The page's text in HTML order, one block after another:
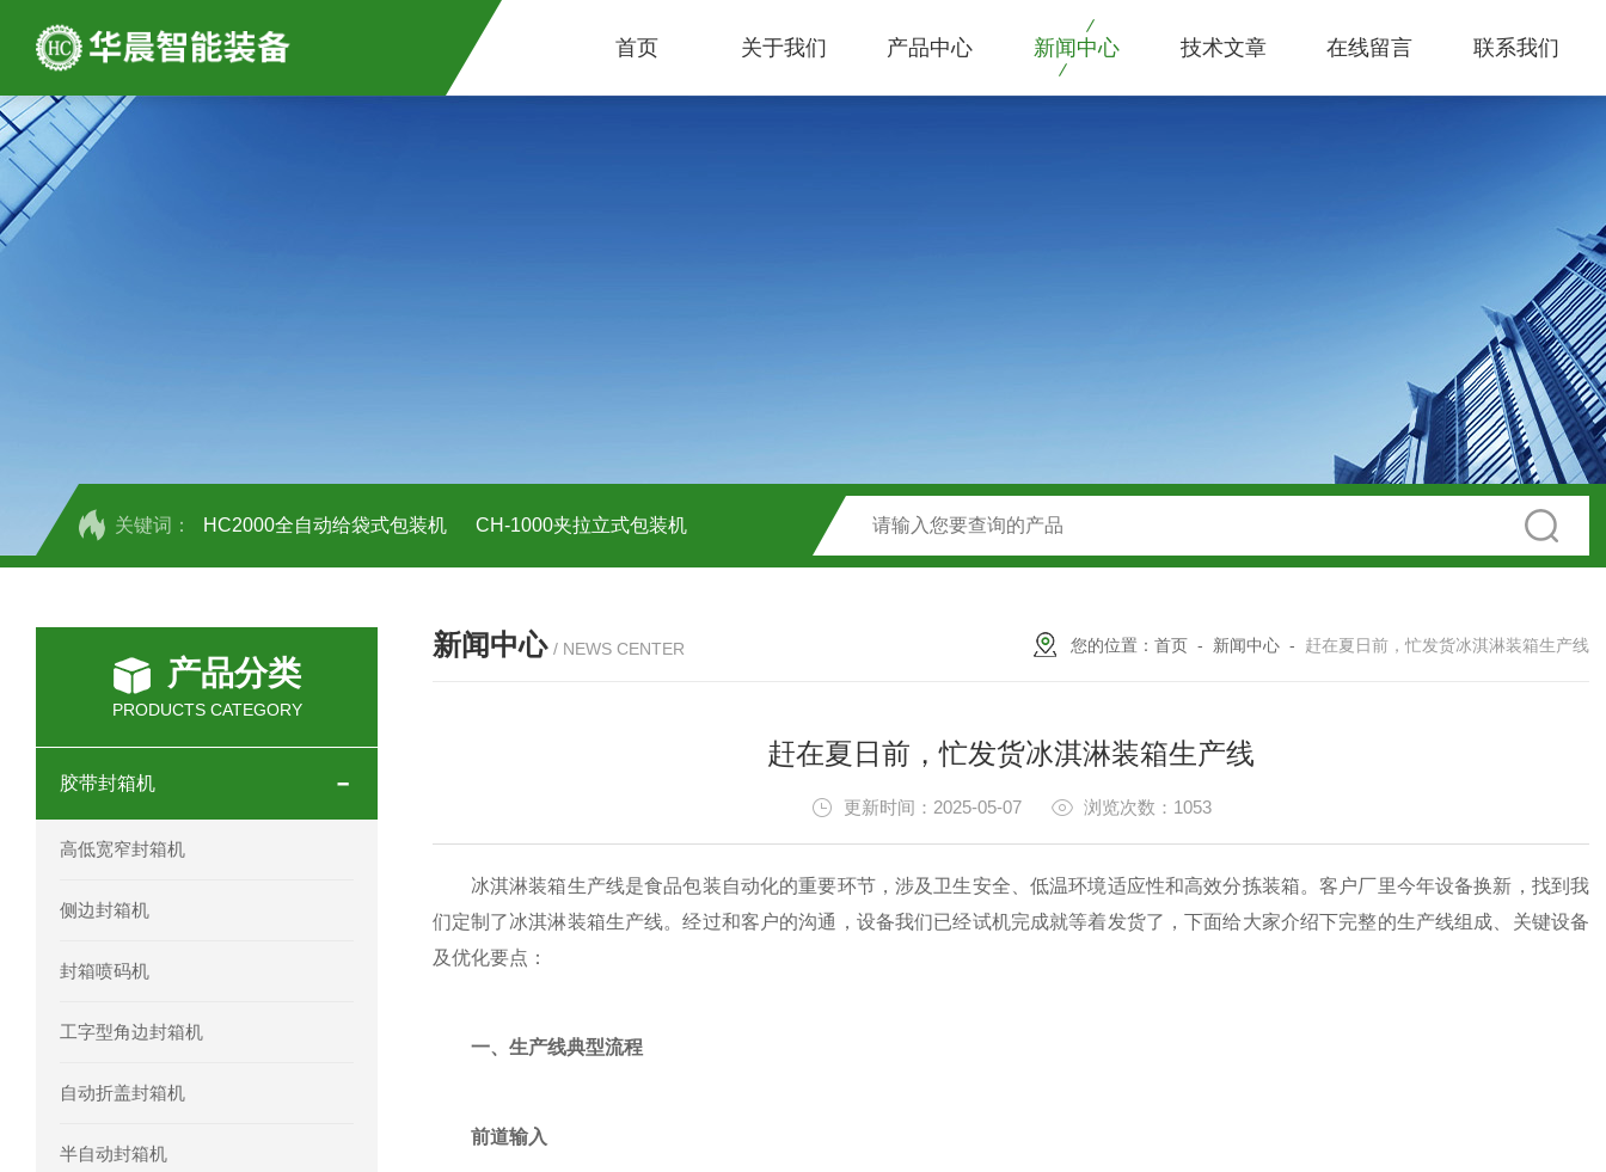
首页 关于我们 产品中心 新闻中心 技术文章 在线留言 联系我们
关键词： HC2000全自动给袋式包装机 CH-1000夹拉立式包装机
新闻中心 / NEWS CENTER 您的位置： 首页 - 新闻中心 - 赶在夏日前，忙发货冰淇淋装箱生产线
赶在夏日前，忙发货冰淇淋装箱生产线
更新时间：2025-05-07 浏览次数：1053
冰淇淋装箱生产线是食品包装自动化的重要环节，涉及卫生安全、低温环境适应性和高效分拣装箱。客户厂里今年设备换新，找到我
们定制了冰淇淋装箱生产线。经过和客户的沟通，设备我们已经试机完成就等着发货了，下面给大家介绍下完整的生产线组成、关键设备
及优化要点：
一、生产线典型流程
前道输入
产品分类
PRODUCTS CATEGORY
胶带封箱机
高低宽窄封箱机
侧边封箱机
封箱喷码机
工字型角边封箱机
自动折盖封箱机
半自动封箱机